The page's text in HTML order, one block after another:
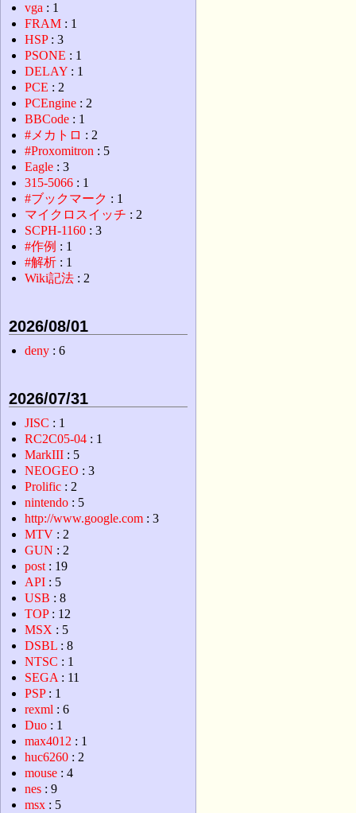
vga : 1
FRAM : 1
HSP: 3
PSONE : 1
DELAY : 1
PCE : 2
PCEngine : 2
BBCode : 1
#メカトロ : 2
#Proxomitron : 5
Eagle : 3
315-5066 : 1
#ブックマーク : 1
マイクロスイッチ : 2
SCPH-1160 : 3
#作例 : 1
#解析 : 1
Wiki記法 : 2
2026/08/01
deny : 6
2026/07/31
JISC : 1
RC2C05-04 : 1
MarkIII : 5
NEOGEO : 3
Prolific : 2
nintendo : 5
http://www.google.com : 3
MTV : 2
GUN : 2
post : 19
API : 5
USB : 8
TOP: 12
MSX : 5
DSBL : 8
NTSC : 1
SEGA : 11
PSP: 1
rexml : 6
Duo : 1
max4012 : 1
huc6260 : 2
mouse : 4
nes : 9
msx : 5